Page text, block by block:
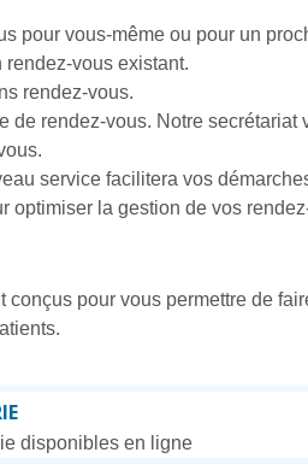
pour vous-même ou pour un
rendez-vous existant.
rendez-vous.
de rendez-vous. Notre secrétariat
service facilitera vos
optimiser la gestion de vos
conçus pour vous permettre de
disponibles en ligne